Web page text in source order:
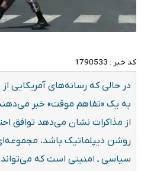
کد خبر : 1790533
در حالی که رسانه‌های آمریکایی
به یک «تفاهم موقت» خبر
از مذاکرات نشان می‌دهد توافق
روشن دیپلماتیک باشد،
سیاسی ـ امنیتی است که می‌تواند